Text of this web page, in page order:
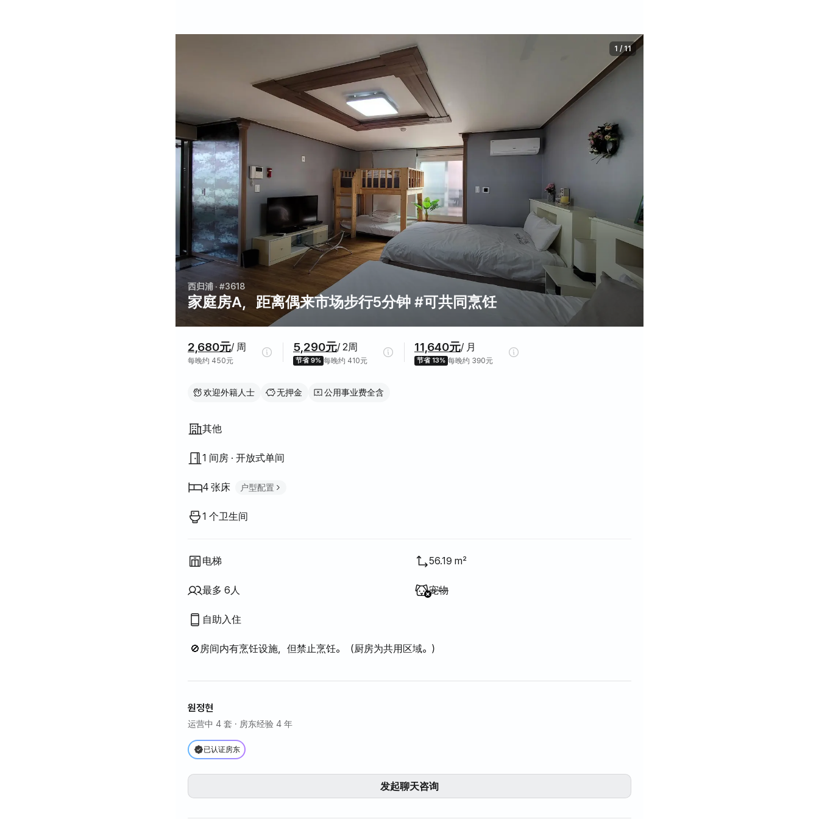
西归浦 · #3618
家庭房A，距离偶来市场步行5分钟 #可共同烹饪
1 / 11
2,680元/ 周
每晚约 450元
5,290元/ 2周
节省 9% 每晚约 410元
11,640元/ 月
节省 13% 每晚约 390元
欢迎外籍人士 无押金 公用事业费全含
房屋结构
其他
1 间房 · 开放式单间
4 张床 户型配置
双人床 1
1 个卫生间
电梯 56.19 m²
最多 6人 不提供
宠物
自助入住
🚫房间内有烹饪设施，但禁止烹饪。（厨房为共用区域。）
원정현
运营中 4 套 · 房东经验 4 年
已认证房东
发起聊天咨询